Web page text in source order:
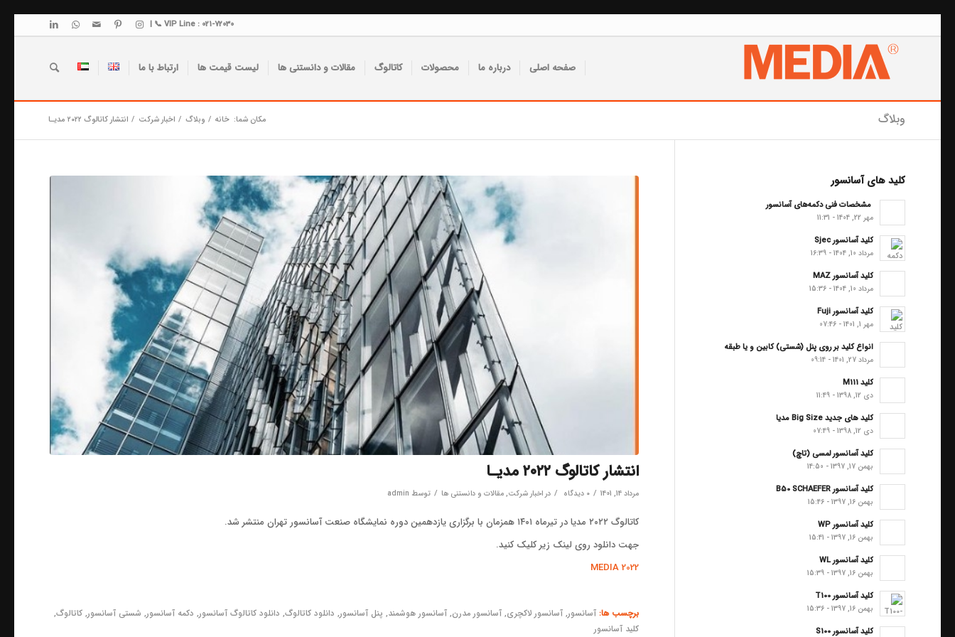
VIP Line : 021-72030 📞 |
صفحه اصلی درباره ما محصولات کاتالوگ مقالات و دانستنی ها لیست قیمت ها ارتباط با ما
وبلاگ مکان شما: خانه / وبلاگ / اخبار شرکت / انتشار کاتالوگ ۲۰۲۲ مدیـا
انتشار کاتالوگ ۲۰۲۲ مدیـا
مرداد 14, 1401 / ۰ دیدگاه / دراخبار شرکت,مقالات و دانستنی ها / توسط admin
کاتالوگ ۲۰۲۲ مدیا در تیرماه ۱۴۰۱ همزمان با برگزاری یازدهمین دوره نمایشگاه صنعت آسانسور تهران منتشر شد.
جهت دانلود روی لینک زیر کلیک کنید.
MEDIA 2022
برچسب ها: آسانسور,آسانسور لاکچری,آسانسور مدرن,آسانسور هوشمند, پنل آسانسور, دانلود کاتالوگ, دانلود کاتالوگ آسانسور, دکمه آسانسور, شستی آسانسور,کاتالوگ,
کلید آسانسور
کلید های آسانسور
مشخصات فنی دکمه‌های آسانسور
مهر 22, 1404 - 11:31
کلید آسانسور Sjec
مرداد 10, 1404 - 16:39
کلید آسانسور MAZ
مرداد 10, 1404 - 15:36
کلید آسانسور Fuji
مهر 1, 1401 - 07:46
انواع کلید بر روی پنل (شستی) کابین و یا طبقه
مرداد 27, 1401 - 09:14
کلید M111
دی 12, 1398 - 11:49
کلید های جدید Big Size مدیا
دی 12, 1398 - 07:49
کلید آسانسور لمسی (تاچ)
بهمن 17, 1397 - 14:50
کلید آسانسور B50 SCHAEFER
بهمن 16, 1397 - 15:46
کلید آسانسور WP
بهمن 16, 1397 - 15:41
کلید آسانسور WL
بهمن 16, 1397 - 15:39
کلید آسانسور T100
بهمن 16, 1397 - 15:36
کلید آسانسور S100